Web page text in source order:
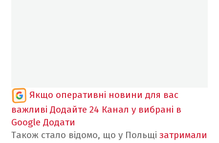
Якщо оперативні новини для вас
важливі Додайте 24 Канал у вибрані в
Google Додати
Також стало відомо, що у Польщі затримали